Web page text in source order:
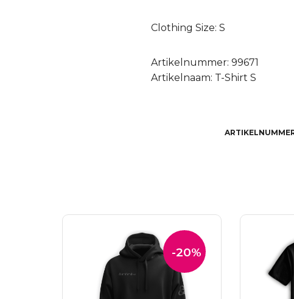
Clothing Size: S
Artikelnummer: 99671
Artikelnaam: T-Shirt S
-20%